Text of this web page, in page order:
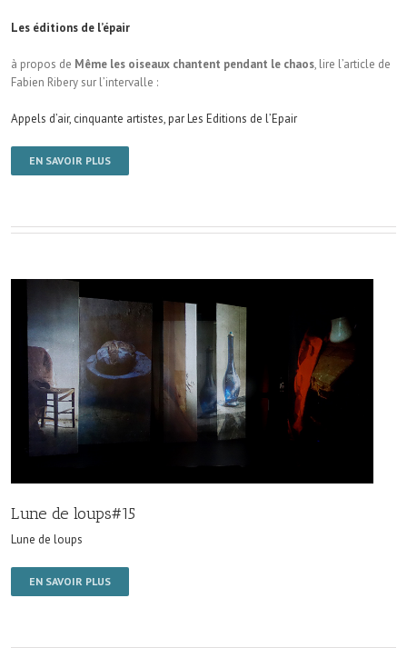
Les éditions de l’épair
à propos de Même les oiseaux chantent pendant le chaos, lire l’article de
Fabien Ribery sur l’intervalle :
Appels d’air, cinquante artistes, par Les Editions de l’Epair
EN SAVOIR PLUS
Lune de loups#15
Lune de loups
EN SAVOIR PLUS